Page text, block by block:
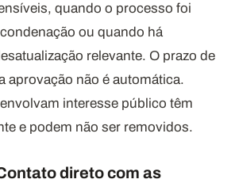
quando o processo foi
ou quando há
relevante. O prazo de
aprovação não é automática.
interesse público têm
e podem não ser removidos.
direto com as